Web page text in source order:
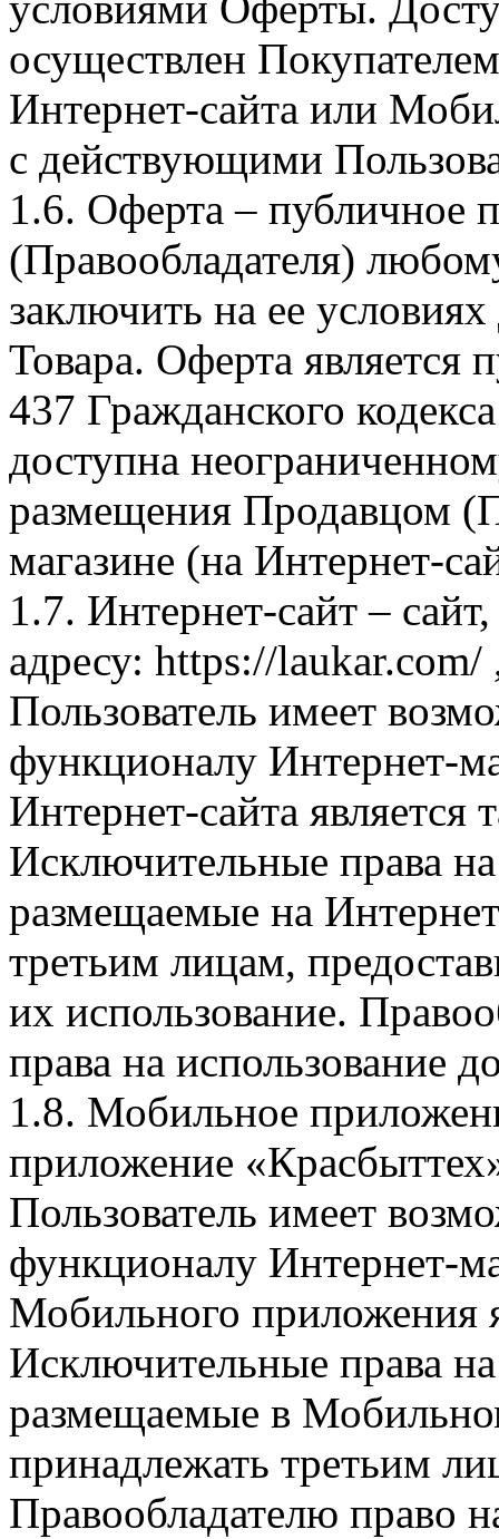
осуществлен
Интернет-сайта или
с действующими
1.6. Оферта – публичное
(Правообладателя)
заключить на ее
Товара. Оферта является
437 Гражданского
доступна
размещения Продавцом
магазине (на Интернет-
1.7. Интернет-сайт –
адресу: https://laukar.com/
Пользователь имеет
функционалу Интернет-
Интернет-сайта
Исключительные права
размещаемые на
третьим лицам,
их использование.
права на использование
1.8. Мобильное
приложение
Пользователь имеет
функционалу Интернет-
Мобильного приложения
Исключительные права
размещаемые в
принадлежать третьим
Правообладателю право